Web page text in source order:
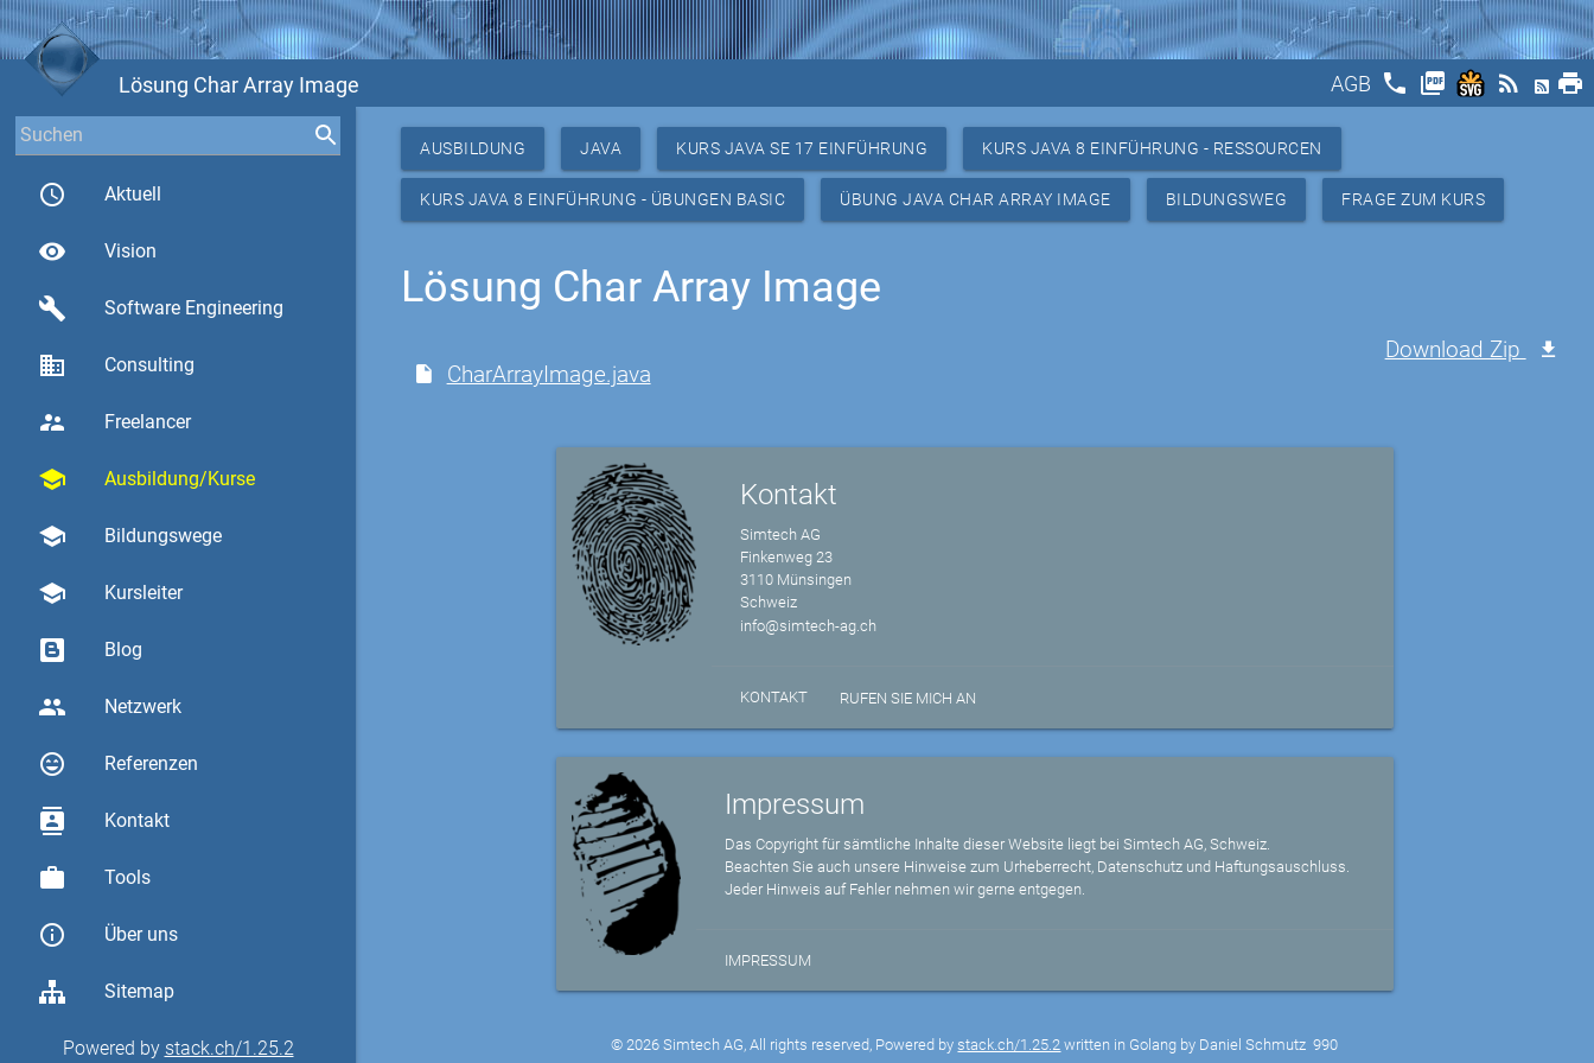
Lösung Char Array Image AGB phone picture_as_pdf rss_feed print
access_time Aktuell
visibility Vision
build Software Engineering
business Consulting
supervisor_account Freelancer
school Ausbildung/Kurse
school Bildungswege
school Kursleiter
Blog
group Netzwerk
sentiment_very_satisfied Referenzen
contacts Kontakt
work Tools
info_outline Über uns
Sitemap
Powered by stack.ch/1.25.2
AUSBILDUNG JAVA KURS JAVA SE 17 EINFÜHRUNG KURS JAVA 8 EINFÜHRUNG - RESSOURCEN
KURS JAVA 8 EINFÜHRUNG - ÜBUNGEN BASIC ÜBUNG JAVA CHAR ARRAY IMAGE BILDUNGSWEG FRAGE ZUM KURS
Lösung Char Array Image
CharArrayImage.java
Download Zip
Kontakt
Simtech AG
Finkenweg 23
3110 Münsingen
Schweiz
info@simtech-ag.ch
KONTAKT RUFEN SIE MICH AN
Impressum
Das Copyright für sämtliche Inhalte dieser Website liegt bei Simtech AG, Schweiz.
Beachten Sie auch unsere Hinweise zum Urheberrecht, Datenschutz und Haftungsauschluss.
Jeder Hinweis auf Fehler nehmen wir gerne entgegen.
IMPRESSUM
© 2026 Simtech AG, All rights reserved, Powered bystack.ch/1.25.2 written in Golang by Daniel Schmutz990